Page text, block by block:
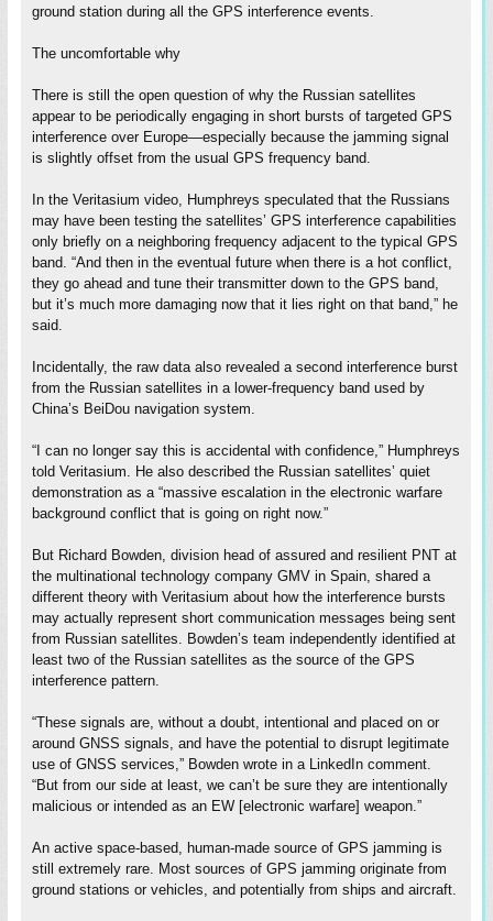
ground station during all the GPS interference events.
The uncomfortable why
There is still the open question of why the Russian satellites
appear to be periodically engaging in short bursts of targeted GPS
interference over Europe—especially because the jamming signal
is slightly offset from the usual GPS frequency band.
In the Veritasium video, Humphreys speculated that the Russians
may have been testing the satellites’ GPS interference capabilities
only briefly on a neighboring frequency adjacent to the typical GPS
band. “And then in the eventual future when there is a hot conflict,
they go ahead and tune their transmitter down to the GPS band,
but it’s much more damaging now that it lies right on that band,” he
said.
Incidentally, the raw data also revealed a second interference burst
from the Russian satellites in a lower-frequency band used by
China’s BeiDou navigation system.
“I can no longer say this is accidental with confidence,” Humphreys
told Veritasium. He also described the Russian satellites’ quiet
demonstration as a “massive escalation in the electronic warfare
background conflict that is going on right now.”
But Richard Bowden, division head of assured and resilient PNT at
the multinational technology company GMV in Spain, shared a
different theory with Veritasium about how the interference bursts
may actually represent short communication messages being sent
from Russian satellites. Bowden’s team independently identified at
least two of the Russian satellites as the source of the GPS
interference pattern.
“These signals are, without a doubt, intentional and placed on or
around GNSS signals, and have the potential to disrupt legitimate
use of GNSS services,” Bowden wrote in a LinkedIn comment.
“But from our side at least, we can’t be sure they are intentionally
malicious or intended as an EW [electronic warfare] weapon.”
An active space-based, human-made source of GPS jamming is
still extremely rare. Most sources of GPS jamming originate from
ground stations or vehicles, and potentially from ships and aircraft.